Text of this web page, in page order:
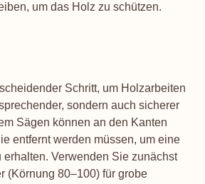
um das Holz zu schützen.
Schritt, um Holzarbeiten
sondern auch sicherer
Sägen können an den Kanten
entfernt werden müssen, um eine
erhalten. Verwenden Sie zunächst
(Körnung 80–100) für grobe